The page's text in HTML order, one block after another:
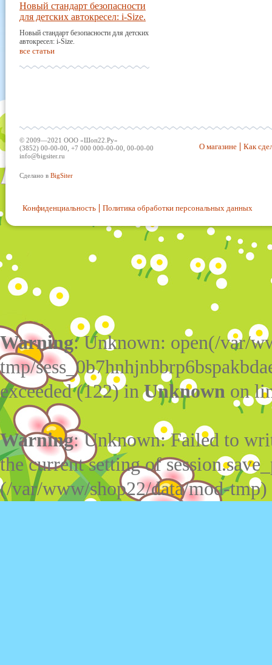
Новый стандарт безопасности
для детских автокресел: i-Size.
Новый стандарт безопасности для детских
автокресел: i-Size.
все статьи
© 2009—2021 ООО «Шоп22.Ру»
(3852) 00-00-00, +7 000 000-00-00, 00-00-00
info@bigsiter.ru
Сделано в BigSiter
О магазине Как
Конфиденциальность Политика обработки персональных данных
Warning: Unknown: open(/var/
tmp/
exceeded (122) inUnknown on
Warning: Unknown: Failed to
the current setting of
(/var/www/shop22/data/mod-